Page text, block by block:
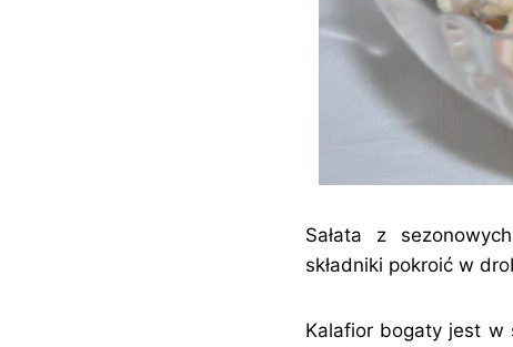
Sałata z
składniki pokroić w
Kalafior bogaty jest w